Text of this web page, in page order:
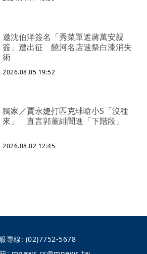
邀沈伯洋簽名「秀菜單遮蔣萬安親
簽」遭出征 饒河名店速祭白漆消失
術
2026.08.05 19:52
獨家／賈永婕打匹克球嗆小S「沒種
來」 直言郭董緋聞進「下階段」
2026.08.02 12:45
專線: (02)7752-5678